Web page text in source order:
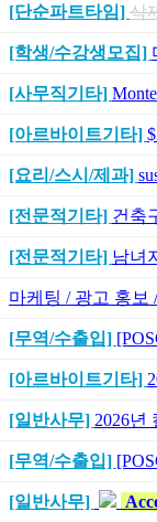
[단순파트타임] 삭
[학생/수강생모집]
[사무직기타]
[아르바이트기타]
[요리/스시/제과]
[전문적기타] 건축
[전문적기타] 남녀
마케팅 / 광고 홍보
[무역/수출입]
[아르바이트기타]
[일반사무] 2026년
[무역/수출입]
[일반사무]